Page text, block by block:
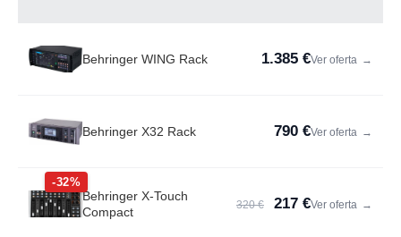
Behringer WING Rack 1.385 €Ver oferta →
Behringer X32 Rack 790 €Ver oferta →
-32%
Behringer X-Touch
Compact
320 € 217 €Ver oferta →